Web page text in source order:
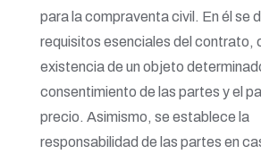
para la compraventa civil. En él se
requisitos esenciales del contrato,
existencia de un objeto
consentimiento de las partes y el
precio. Asimismo, se establece la
responsabilidad de las partes en